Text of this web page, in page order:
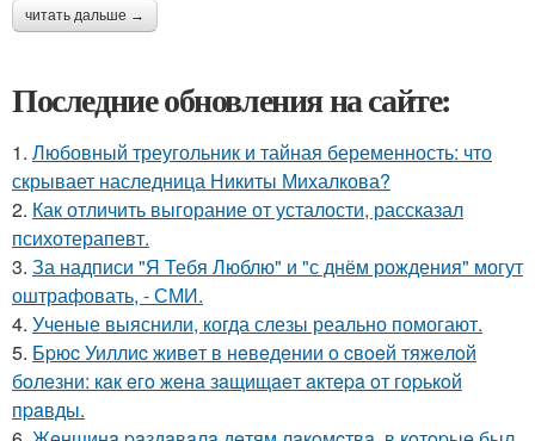
читать дальше →
Последние обновления на сайте:
1. Любовный треугольник и тайная беременность: что
скрывает наследница Никиты Михалкова?
2. Как отличить выгорание от усталости, рассказал
психотерапевт.
3. За надписи "Я Тебя Люблю" и "с днём рождения" могут
оштрафовать, - СМИ.
4. Ученые выяснили, когда слезы реально помогают.
5. Бpюc Уиллиc живeт в нeвeдeнии o cвoeй тяжeлoй
бoлeзни: кaк eгo жeнa зaщищaeт aктepa oт гopькoй
пpaвды.